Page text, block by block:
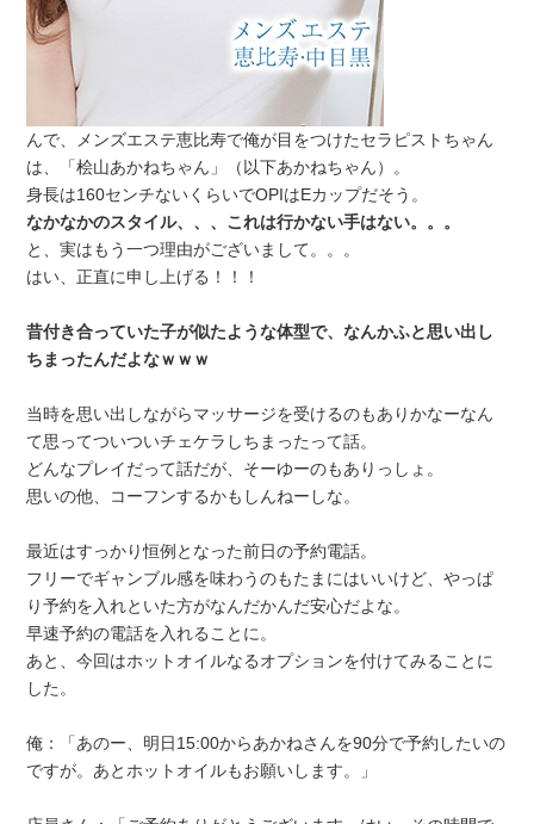
んで、メンズエステ恵比寿で俺が目をつけたセラピストちゃん
は、「桧山あかねちゃん」（以下あかねちゃん）。
身長は160センチないくらいでOPIはEカップだそう。
なかなかのスタイル、、、これは行かない手はない。。。
と、実はもう一つ理由がございまして。。。
はい、正直に申し上げる！！！
昔付き合っていた子が似たような体型で、なんかふと思い出し
ちまったんだよなｗｗｗ
当時を思い出しながらマッサージを受けるのもありかなーなん
て思ってついついチェケラしちまったって話。
どんなプレイだって話だが、そーゆーのもありっしょ。
思いの他、コーフンするかもしんねーしな。
最近はすっかり恒例となった前日の予約電話。
フリーでギャンブル感を味わうのもたまにはいいけど、やっぱ
り予約を入れといた方がなんだかんだ安心だよな。
早速予約の電話を入れることに。
あと、今回はホットオイルなるオプションを付けてみることに
した。
俺：「あのー、明日15:00からあかねさんを90分で予約したいの
ですが。あとホットオイルもお願いします。」